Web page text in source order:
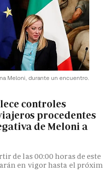
Meloni, durante un encuentro.
controles
procedentes
de Meloni a
de las 00:00 horas de este
en vigor hasta el